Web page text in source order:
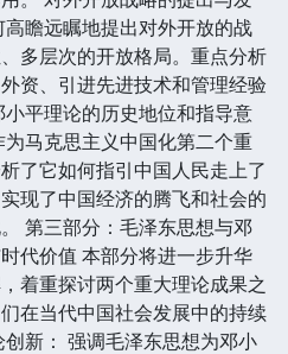
瞻远瞩地提出对外开放的战
多层次的开放格局。重点分析
资、引进先进技术和管理经验
平理论的历史地位和指导意
马克思主义中国化第二个重
了它如何指引中国人民走上了
现了中国经济的腾飞和社会的
第三部分：毛泽东思想与邓
代价值 本部分将进一步升华
着重探讨两个重大理论成果之
在当代中国社会发展中的持续
新： 强调毛泽东思想为邓小